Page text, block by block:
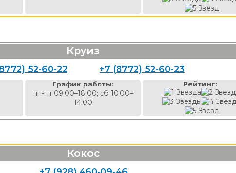
Круиз
52-60-22 +7 (8772) 52-60-23
График работы:
пн-пт 09:00–18:00; сб 10:00–
14:00
Рейтинг:
Кокос